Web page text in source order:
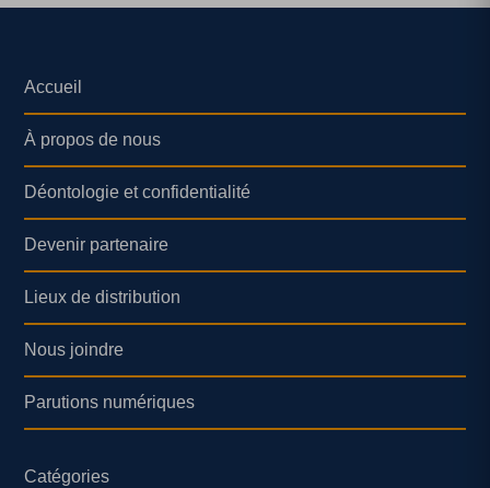
Accueil
À propos de nous
Déontologie et confidentialité
Devenir partenaire
Lieux de distribution
Nous joindre
Parutions numériques
Catégories